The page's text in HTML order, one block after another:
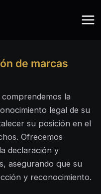
de marcas
comprendemos la
legal de su
su posición en el
Ofrecemos
declaración y
asegurando que su
y reconocimiento.